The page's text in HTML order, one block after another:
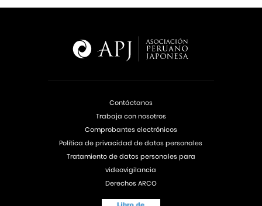
Contáctanos
Trabaja con nosotros
Comprobantes electrónicos
Política de privacidad de datos personales
Tratamiento de datos personales para
videovigilancia
Derechos ARCO